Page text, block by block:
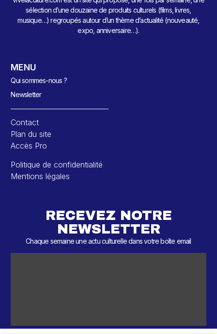
sélection d’une douzaine de produits culturels (films, livres,
musique…) regroupés autour d’un thème d’actualité (nouveauté,
expo, anniversaire…).
MENU
Qui sommes-nous ?
Newsletter
Contact
Plan du site
Accès Pro
Politique de confidentialité
Mentions légales
RECEVEZ NOTRE
NEWSLETTER
Chaque semaine une actu culturelle dans votre boîte email